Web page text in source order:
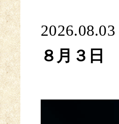
2026.08.03
８月３日